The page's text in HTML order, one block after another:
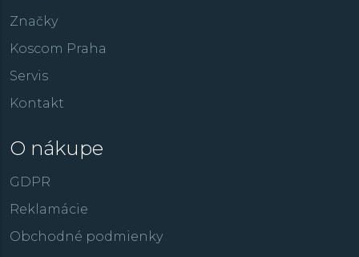
Značky
Koscom Praha
Servis
Kontakt
O nákupe
GDPR
Reklamácie
Obchodné podmienky